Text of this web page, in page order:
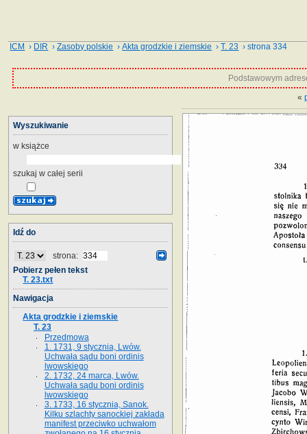
ICM › DIR ›Zasoby polskie ›Akta grodzkie i ziemskie ›T. 23 › strona 334
Podstawowym
«
Wyszukiwanie
w książce
szukaj w całej serii
Idź do
strona:
Pobierz pełen tekst
T. 23.txt
Nawigacja
Akta grodzkie i ziemskie
T. 23
Przedmowa
1. 1731, 9 stycznia, Lwów.
Uchwała sądu boni ordinis
lwowskiego
2. 1732, 24 marca, Lwów.
Uchwała sądu boni ordinis
lwowskiego
3. 1733, 16 stycznia, Sanok.
Kilku szlachty sanockiej zakłada
manifest przeciwko uchwałom